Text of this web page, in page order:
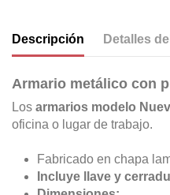
Descripción Detalles
Armario metálico con
Los armarios modelo
oficina o lugar de trabajo.
Fabricado en chapa
Incluye llave y